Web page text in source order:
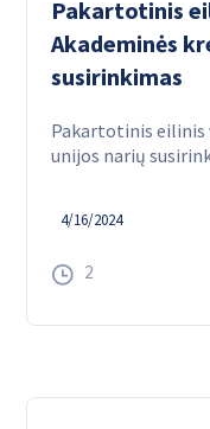
Pakartotinis
Akademinės
susirinkimas
Pakartotinis eilinis
unijos narių
4/16/2024
2